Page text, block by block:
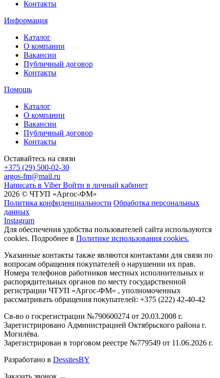
Контакты
Информация
Каталог
О компании
Вакансии
Публичный договор
Контакты
Помощь
Каталог
О компании
Вакансии
Публичный договор
Контакты
Оставайтесь на связи
+375 (29) 500-02-30
argos-fm@mail.ru
Написать в Viber Войти в личный кабинет
2026 © ЧТУП «Аргос-ФМ»
Политика конфиденциальности Обработка персональных
данных
Instagram
Для обеспечения удобства пользователей сайта используются
cookies. Подробнее в Политике использования cookies.
Указанные контакты также являются контактами для связи по
вопросам обращения покупателей о нарушении их прав.
Номера телефонов работников местных исполнительных и
распорядительных органов по месту государственной
регистрации ЧТУП «Аргос-ФМ» , уполномоченных
рассматривать обращения покупателей: +375 (222) 42-40-42
Св-во о госрегистрации №790600274 от 20.03.2008 г.
Зарегистрировано Администрацией Октябрьского района г.
Могилёва.
Зарегистрирован в торговом реестре №779549 от 11.06.2026 г.
Разработано в DessitesBY
Заказать звонок